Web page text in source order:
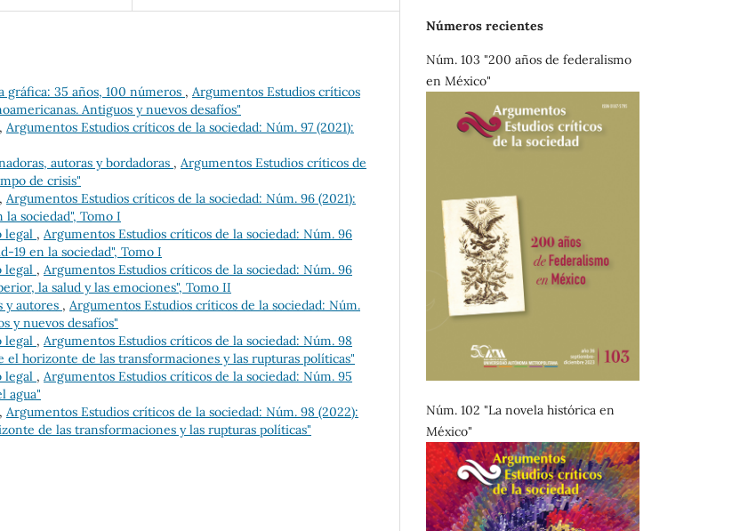
gráfica: 35 años, 100 números , Argumentos Estudios críticos
Antiguos y nuevos desafíos"
, Argumentos Estudios críticos de la sociedad: Núm. 97 (2021):
autoras y bordadoras , Argumentos Estudios críticos de
de crisis"
, Argumentos Estudios críticos de la sociedad: Núm. 96 (2021):
sociedad", Tomo I
legal , Argumentos Estudios críticos de la sociedad: Núm. 96
19 en la sociedad", Tomo I
legal , Argumentos Estudios críticos de la sociedad: Núm. 96
la salud y las emociones", Tomo II
y autores , Argumentos Estudios críticos de la sociedad: Núm.
y nuevos desafíos"
legal , Argumentos Estudios críticos de la sociedad: Núm. 98
el horizonte de las transformaciones y las rupturas políticas"
legal , Argumentos Estudios críticos de la sociedad: Núm. 95
agua"
, Argumentos Estudios críticos de la sociedad: Núm. 98 (2022):
de las transformaciones y las rupturas políticas"
Números recientes
Núm. 103 "200 años de federalismo
en México"
Núm. 102 "La novela histórica en
México"